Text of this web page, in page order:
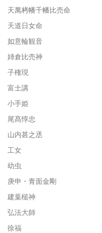
天萬栲幡千幡比売命
天道日女命
如意輪観音
姉倉比売神
子権現
富士講
小手姫
尾髙惇忠
山内甚之丞
工女
幼虫
庚申・青面金剛
建葉槌神
弘法大師
徐福